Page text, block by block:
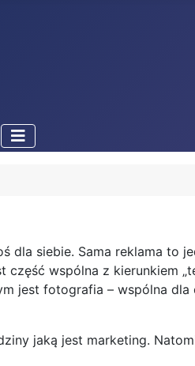
siebie. Sama reklama to
wspólna z kierunkiem
jest fotografia – wspólna
jaką jest marketing.